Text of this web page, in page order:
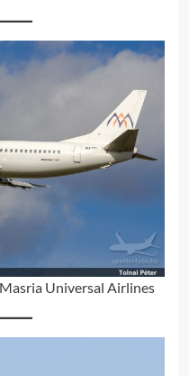
Universal Airlines